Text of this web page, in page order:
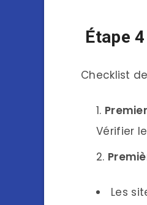
Étape
Checklist
Vérifier
Les